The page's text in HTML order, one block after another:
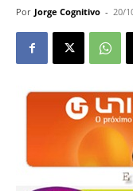
Por Jorge Cognitivo - 20/